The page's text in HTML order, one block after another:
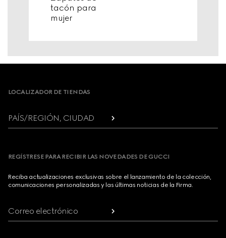
tacón para
mujer
Footer
LOCALIZADOR DE TIENDAS
PAÍS/REGIÓN, CIUDAD
REGÍSTRESE PARA RECIBIR LAS NOVEDADES DE GUCCI
Reciba actualizaciones exclusivas sobre el lanzamiento de la colección,
comunicaciones personalizadas y las últimas noticias de la Firma.
Correo electrónico